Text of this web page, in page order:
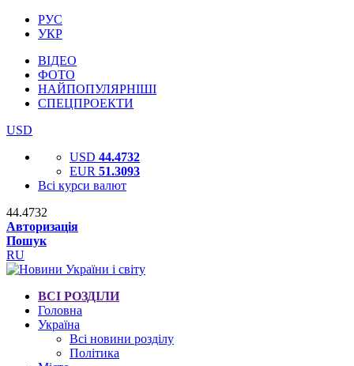
РУС
УКР
ВІДЕО
ФОТО
НАЙПОПУЛЯРНІШІ
СПЕЦПРОЕКТИ
USD
USD 44.4732
EUR 51.3093
Всі курси валют
44.4732
Авторизація
Пошук
RU
ВСІ РОЗДІЛИ
Головна
Україна
Всі новини розділу
Політика